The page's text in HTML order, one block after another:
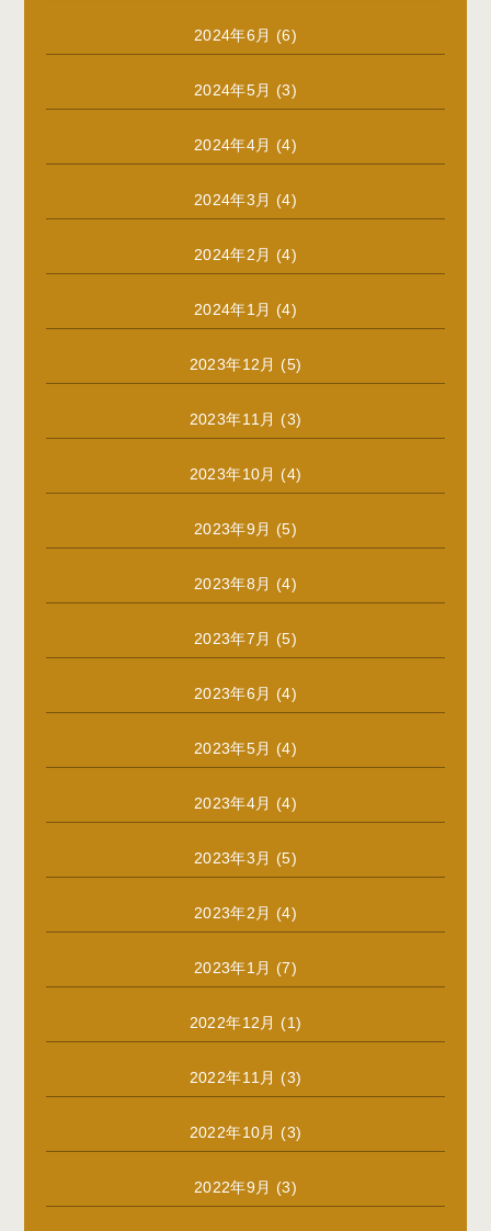
2024年6月 (6)
2024年5月 (3)
2024年4月 (4)
2024年3月 (4)
2024年2月 (4)
2024年1月 (4)
2023年12月 (5)
2023年11月 (3)
2023年10月 (4)
2023年9月 (5)
2023年8月 (4)
2023年7月 (5)
2023年6月 (4)
2023年5月 (4)
2023年4月 (4)
2023年3月 (5)
2023年2月 (4)
2023年1月 (7)
2022年12月 (1)
2022年11月 (3)
2022年10月 (3)
2022年9月 (3)